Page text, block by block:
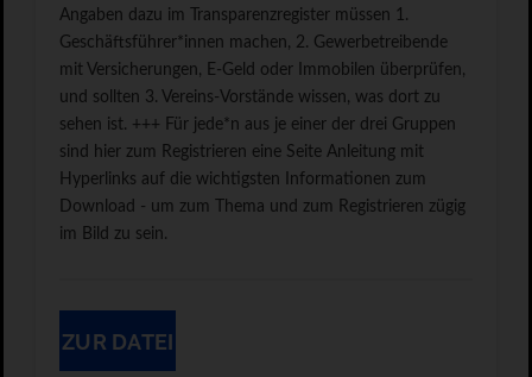
Angaben dazu im Transparenzregister müssen 1.
Geschäftsführer*innen machen, 2. Gewerbetreibende
mit Versicherungen, E-Geld oder Immobilen überprüfen,
und sollten 3. Vereins-Vorstände wissen, was dort zu
sehen ist. +++ Für jede*n aus je einer der drei Gruppen
sind hier zum Registrieren eine Seite Anleitung mit
Hyperlinks auf die wichtigsten Informationen zum
Download - um zum Thema und zum Registrieren zügig
im Bild zu sein.
ZUR DATEI